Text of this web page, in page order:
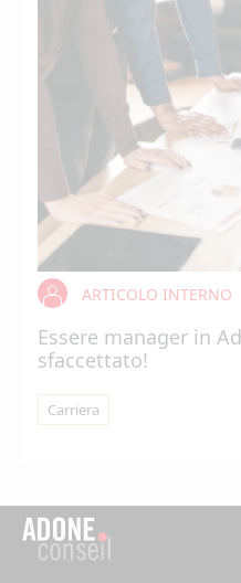
ARTICOLO INTERNO
Essere manager in
sfaccettato!
Carriera